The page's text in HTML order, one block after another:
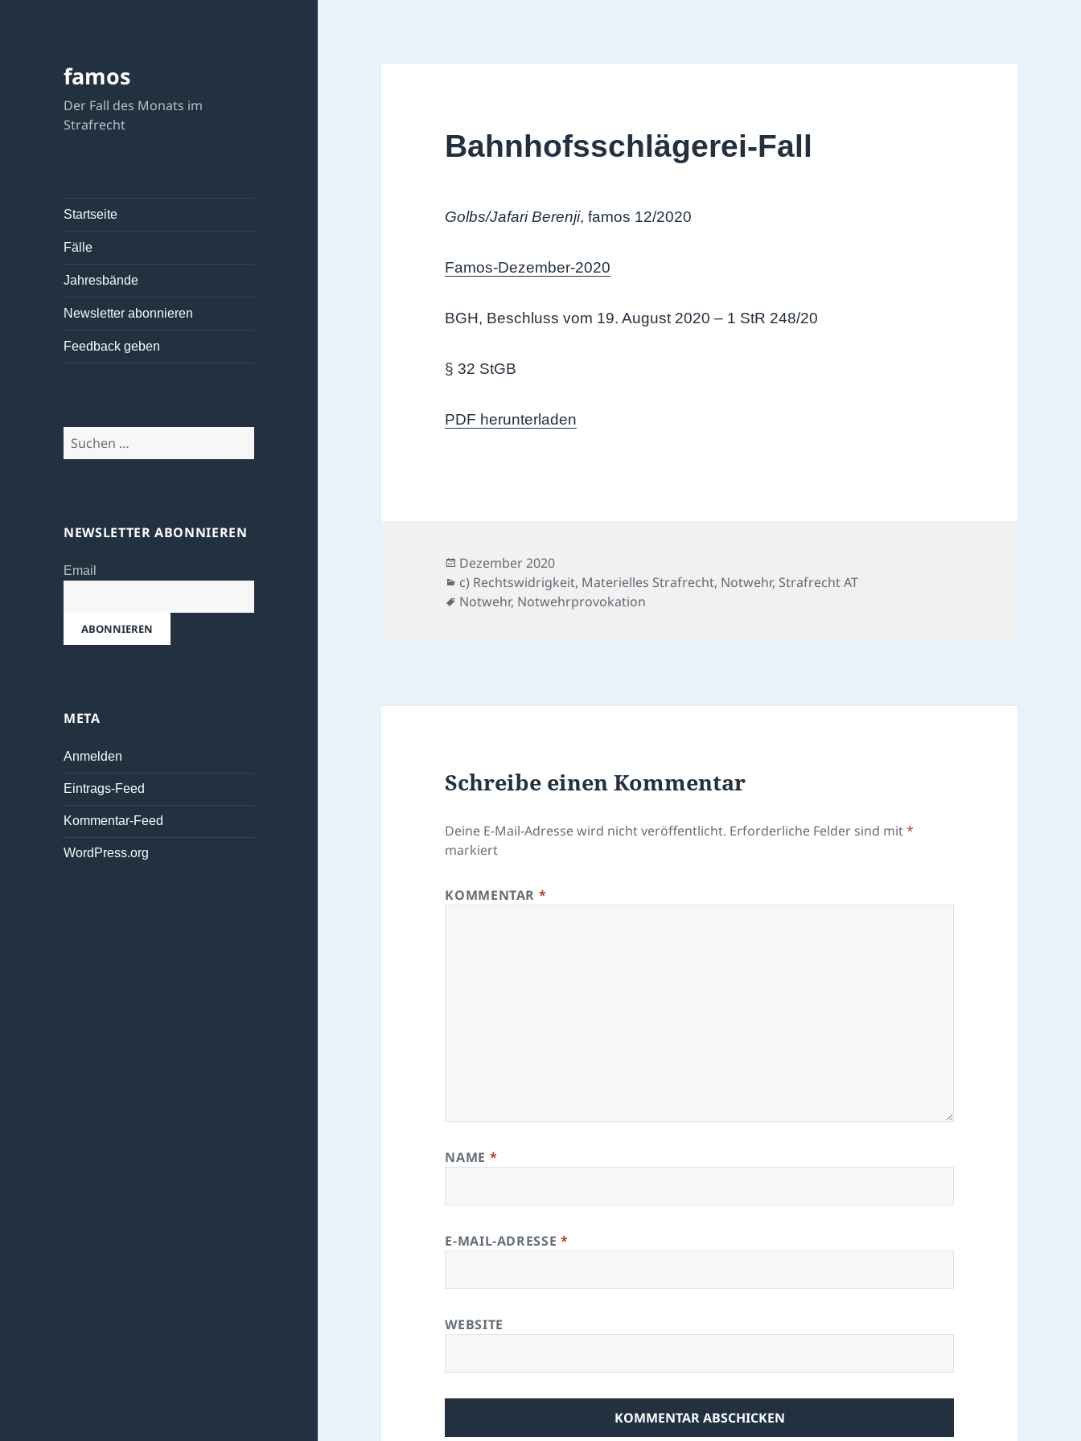
famos
Der Fall des Monats im
Strafrecht
Startseite
Fälle
Jahresbände
Newsletter abonnieren
Feedback geben
Suchen
NEWSLETTER ABONNIEREN
Email
META
Anmelden
Eintrags-Feed
Kommentar-Feed
WordPress.org
Bahnhofsschlägerei-Fall
Golbs/Jafari Berenji, famos 12/2020
Famos-Dezember-2020
BGH, Beschluss vom 19. August 2020 – 1 StR 248/20
§ 32 StGB
PDF herunterladen
Veröffentlicht
am
Dezember 2020
Kategorien
c) Rechtswidrigkeit, Materielles Strafrecht, Notwehr, Strafrecht AT
Schlagwörter
Notwehr, Notwehrprovokation
Schreibe einen Kommentar
Deine E-Mail-Adresse wird nicht veröffentlicht. Erforderliche Felder sind mit*
markiert
KOMMENTAR *
NAME *
E-MAIL-ADRESSE *
WEBSITE